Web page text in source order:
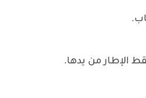
الإطار من يدها.